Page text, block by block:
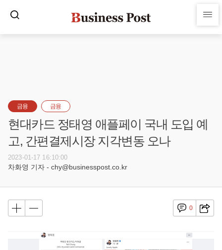
금융 금융
현대카드 정태영 애플페이 국내 도입 예
고, 간편결제시장 지각변동 오나
2023-01-17 16:10:00
차화영 기자 - chy@businesspost.co.kr
0